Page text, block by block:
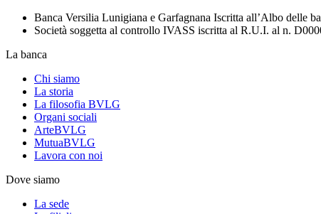
Banca Versilia Lunigiana e Garfagnana Iscritta all’Albo delle
Società soggetta al controllo IVASS iscritta al R.U.I. al n.
La banca
Chi siamo
La storia
La filosofia BVLG
Organi sociali
ArteBVLG
MutuaBVLG
Lavora con noi
Dove siamo
La sede